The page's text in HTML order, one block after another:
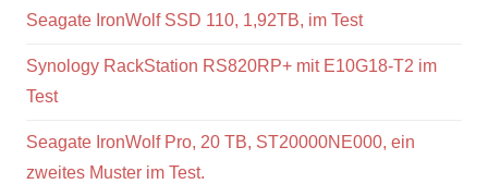
Seagate IronWolf SSD 110, 1,92TB, im Test
Synology RackStation RS820RP+ mit E10G18-T2 im
Test
Seagate IronWolf Pro, 20 TB, ST20000NE000, ein
zweites Muster im Test.